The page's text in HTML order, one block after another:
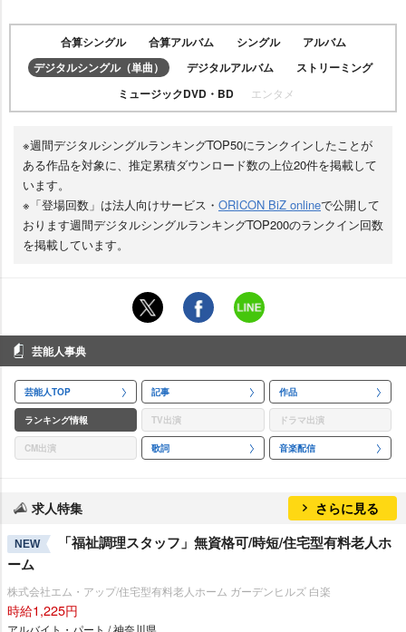
合算シングル 合算アルバム シングル
アルバム
デジタルシングル（単曲）
デジタルアルバム
ストリーミング
ミュージックDVD・BD
エンタメ
※週間デジタルシングルランキングTOP50にランクインしたことが
ある作品を対象に、推定累積ダウンロード数の上位20件を掲載して
います。
※「登場回数」は法人向けサービス・ ORICON BiZ onlineで公開して
おります週間デジタルシングルランキングTOP200のランクイン回数
を掲載しています。
芸能人事典
芸能人TOP 記事 作品
ランキング情報 TV出演 ドラマ出演
CM出演 歌詞 音楽配信
求人特集 さらに見る
NEW
「福祉調理スタッフ」無資格可/時短/住宅型有料老人ホ
ーム
株式会社エム・アップ/住宅型有料老人ホーム ガーデンヒルズ 白楽
時給1,225円
アルバイト・パート / 神奈川県